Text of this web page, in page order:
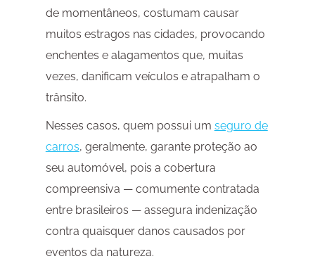
de momentâneos, costumam causar
muitos estragos nas cidades, provocando
enchentes e alagamentos que, muitas
vezes, danificam veículos e atrapalham o
trânsito.
Nesses casos, quem possui um seguro de
carros, geralmente, garante proteção ao
seu automóvel, pois a cobertura
compreensiva — comumente contratada
entre brasileiros — assegura indenização
contra quaisquer danos causados por
eventos da natureza.